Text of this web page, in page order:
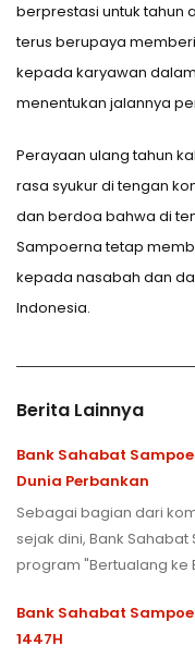
berprestasi untuk tahun
terus berupaya
kepada karyawan
menentukan jalannya
Perayaan ulang tahun
rasa syukur di tengan
dan berdoa bahwa di
Sampoerna tetap
kepada nasabah dan
Indonesia.
Berita Lainnya
Bank Sahabat
Dunia Perbankan
Sebagai bagian dari
sejak dini, Bank
program "Bertualang ke
dari kelas 4 Sekolah
Pertama dan dibuka oleh
Bank Sahabat
1447H